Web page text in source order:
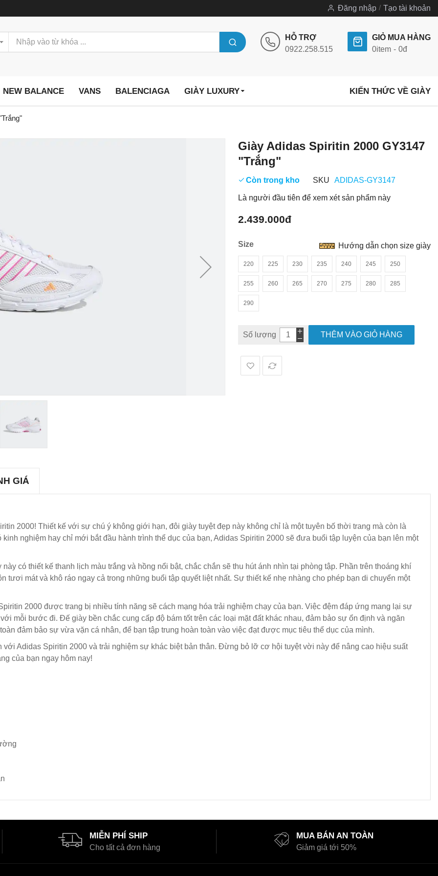
Đăng nhập Tạo tài khoản
HỖ TRỢ
0922.258.515
GIỎ MUA HÀNG
0item 0đ
NEW BALANCE VANS BALENCIAGA GIÀY LUXURY KIẾN THỨC VỀ GIÀY
Giày Adidas Spiritin 2000 GY3147
"Trắng"
Còn trong kho SKU ADIDAS-GY3147
Là người đầu tiên để xem xét sản phẩm này
2.439.000đ
Size
220 225 230 235 240 245 250
255 260 265 270 275 280 285
290
Hướng dẫn chọn size giày
Số lượng THÊM VÀO GIỎ HÀNG
Chuyển
hình
GIÁ
2000! Thiết kế với sự chú ý không giới hạn, đôi giày tuyệt đẹp này không chỉ là một tuyên bố thời trang mà còn là
nghiệm hay chỉ mới bắt đầu hành trình thể dục của bạn, Adidas Spiritin 2000 sẽ đưa buổi tập luyện của bạn lên một
có thiết kế thanh lịch màu trắng và hồng nổi bật, chắc chắn sẽ thu hút ánh nhìn tại phòng tập. Phần trên thoáng khí
tươi mát và khô ráo ngay cả trong những buổi tập quyết liệt nhất. Sự thiết kế nhẹ nhàng cho phép bạn di chuyển một
2000 được trang bị nhiều tính năng sẽ cách mạng hóa trải nghiệm chạy của bạn. Việc đệm đáp ứng mang lại sự
mỗi bước đi. Đế giày bền chắc cung cấp độ bám tốt trên các loại mặt đất khác nhau, đảm bảo sự ổn định và ngăn
đảm bảo sự vừa vặn cá nhân, để bạn tập trung hoàn toàn vào việc đạt được mục tiêu thể dục của mình.
Adidas Spiritin 2000 và trải nghiệm sự khác biệt bản thân. Đừng bỏ lỡ cơ hội tuyệt vời này để nâng cao hiệu suất
của bạn ngay hôm nay!
MIỄN PHÍ SHIP
Cho tất cả đơn hàng
MUA BÁN AN TOÀN
Giảm giá tới 50%